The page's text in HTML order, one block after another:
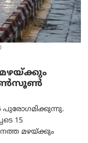
മൺസൂൺ
പുരോഗമിക്കുന്നു.
15
മഴയ്ക്കും